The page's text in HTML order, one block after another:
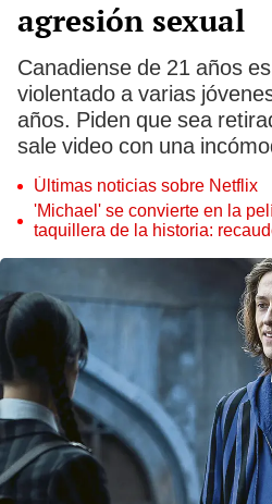
agresión sexual
Canadiense de 21 años
violentado a varias
años. Piden que sea
sale video con una
Últimas noticias sobre Netflix
'Michael' se convierte en la
taquillera de la historia: